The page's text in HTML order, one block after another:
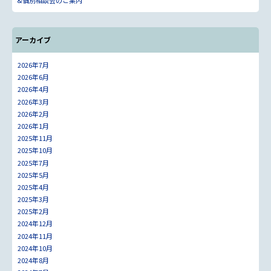
アーカイブ
2026年7月
2026年6月
2026年4月
2026年3月
2026年2月
2026年1月
2025年11月
2025年10月
2025年7月
2025年5月
2025年4月
2025年3月
2025年2月
2024年12月
2024年11月
2024年10月
2024年8月